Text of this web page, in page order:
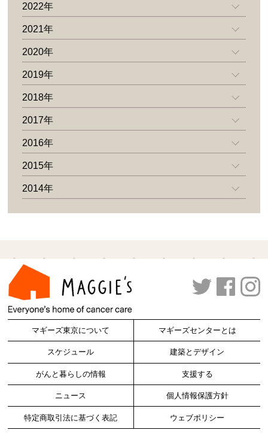
2022年
2021年
2020年
2019年
2018年
2017年
2016年
2015年
2014年
マギーズ東京について マギーズセンターとは
スケジュール 建築とデザイン
がんと暮らしの情報 支援する
ニュース 個人情報保護方針
特定商取引法に基づく表記 ウェブポリシー